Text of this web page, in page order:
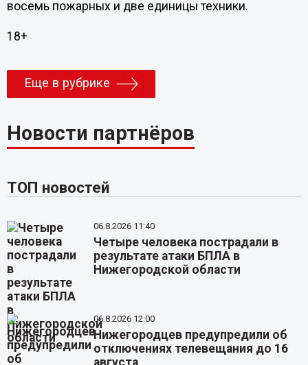
восемь пожарных и две единицы техники.
18+
Еще в рубрике
Новости партнёров
ТОП новостей
06.8.2026 11:40
Четыре человека пострадали в
результате атаки БПЛА в
Нижегородской области
06.8.2026 12:00
Нижегородцев предупредили об
отключениях телевещания до 16